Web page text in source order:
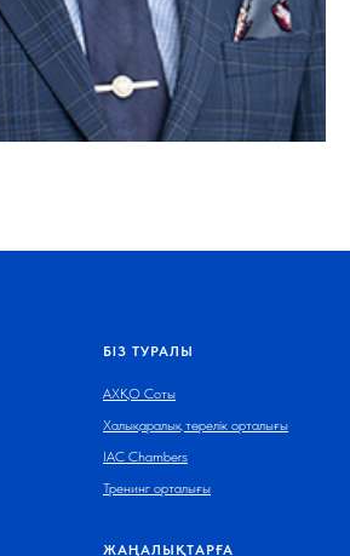
БІЗ ТУРАЛЫ
АХҚО Соты
Халықаралық төрелік орталығы
IAC Chambers
Тренинг орталығы
ЖАҢАЛЫҚТАРҒА